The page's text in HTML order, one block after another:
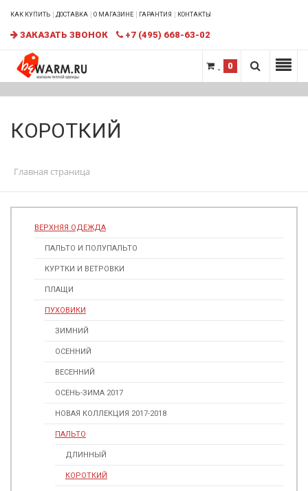
КАК КУПИТЬ ДОСТАВКА О МАГАЗИНЕ ГАРАНТИЯ КОНТАКТЫ
ЗАКАЗАТЬ ЗВОНОК +7 (495) 668-63-02
0
КОРОТКИЙ
Главная страница
ВЕРХНЯЯ ОДЕЖДА
ПАЛЬТО И ПОЛУПАЛЬТО
КУРТКИ И ВЕТРОВКИ
ПЛАЩИ
ПУХОВИКИ
ЗИМНИЙ
ОСЕННИЙ
ВЕСЕННИЙ
ОСЕНЬ-ЗИМА 2017
НОВАЯ КОЛЛЕКЦИЯ 2017-2018
ПАЛЬТО
ДЛИННЫЙ
КОРОТКИЙ